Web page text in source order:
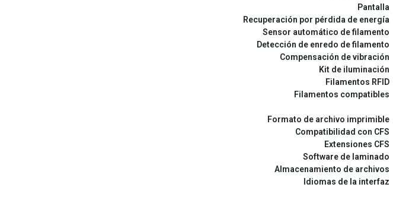
Pantalla
Recuperación por pérdida de energía
Sensor automático de filamento
Detección de enredo de filamento
Compensación de vibración
Kit de iluminación
Filamentos RFID
Filamentos compatibles
Formato de archivo imprimible
Compatibilidad con CFS
Extensiones CFS
Software de laminado
Almacenamiento de archivos
Idiomas de la interfaz